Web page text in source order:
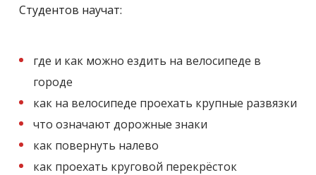
Студентов научат:
где и как можно ездить на велосипеде в
городе
как на велосипеде проехать крупные развязки
что означают дорожные знаки
как повернуть налево
как проехать круговой перекрёсток